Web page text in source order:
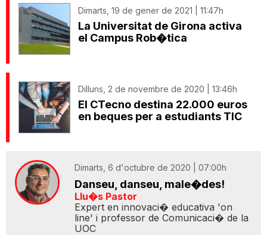
Dimarts, 19 de gener de 2021 | 11:47h
La Universitat de Girona activa
el Campus Rob�tica
Dilluns, 2 de novembre de 2020 | 13:46h
El CTecno destina 22.000 euros
en beques per a estudiants TIC
Dimarts, 6 d'octubre de 2020 | 07:00h
Danseu, danseu, male�des!
Llu�s Pastor
Expert en innovaci� educativa 'on
line' i professor de Comunicaci� de la
UOC